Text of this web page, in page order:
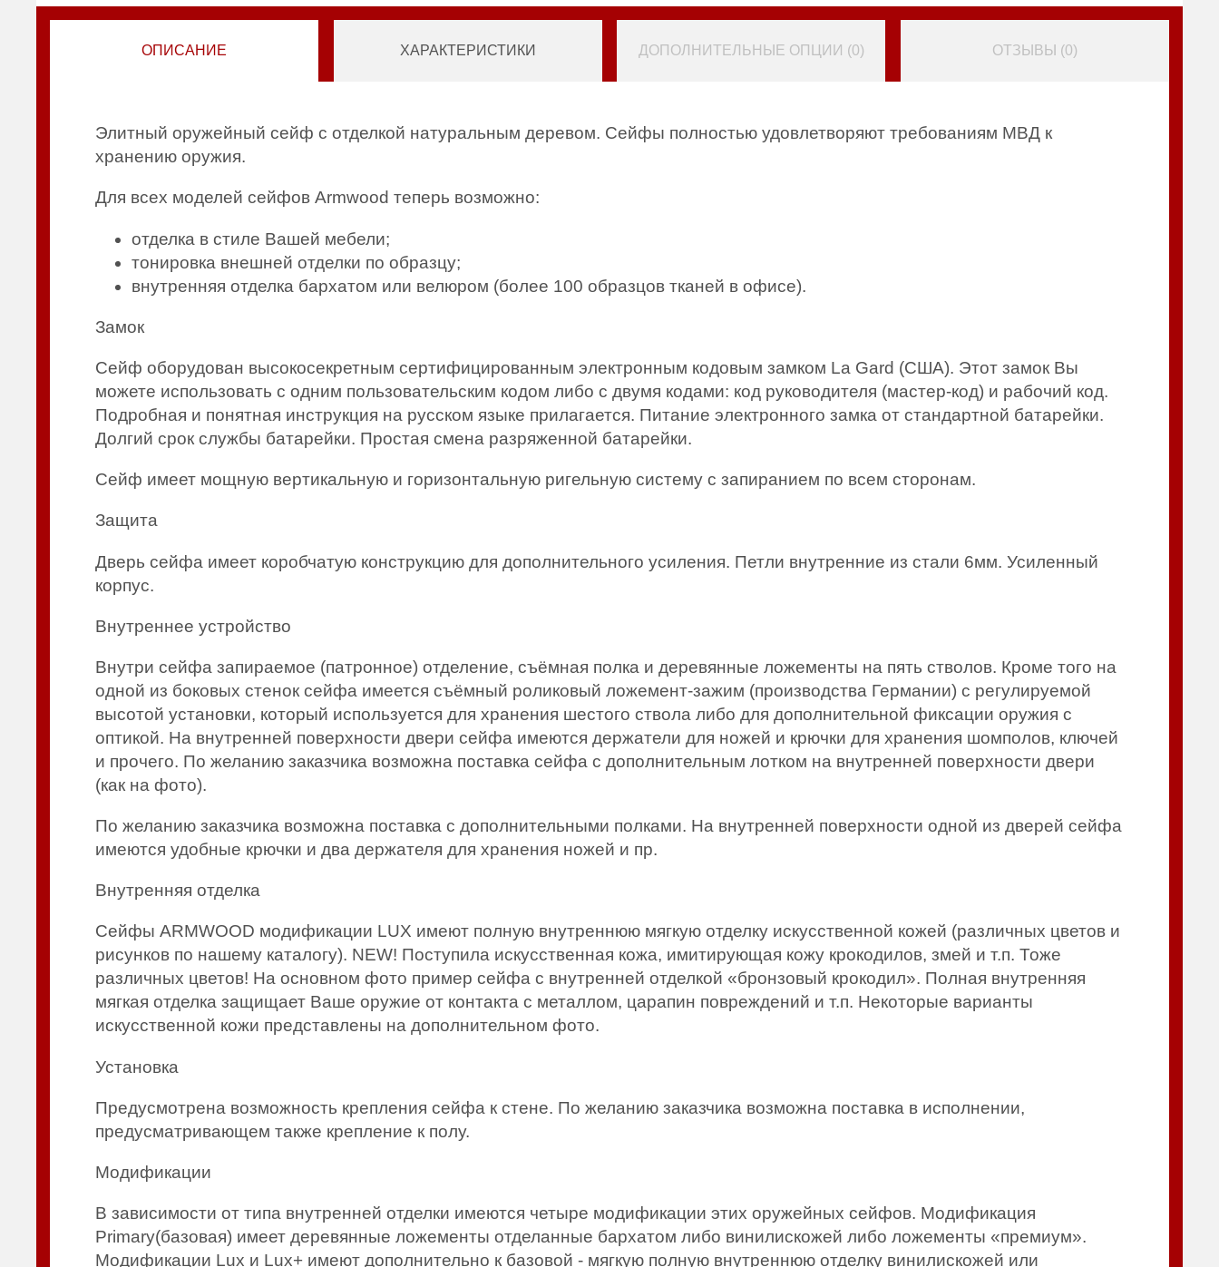
ОПИСАНИЕ ХАРАКТЕРИСТИКИ ДОПОЛНИТЕЛЬНЫЕ ОПЦИИ (0) ОТЗЫВЫ (0)
Элитный оружейный сейф с отделкой натуральным деревом. Сейфы полностью удовлетворяют требованиям МВД к
хранению оружия.
Для всех моделей сейфов Armwood теперь возможно:
отделка в стиле Вашей мебели;
тонировка внешней отделки по образцу;
внутренняя отделка бархатом или велюром (более 100 образцов тканей в офисе).
Замок
Сейф оборудован высокосекретным сертифицированным электронным кодовым замком La Gard (США). Этот замок Вы
можете использовать с одним пользовательским кодом либо с двумя кодами: код руководителя (мастер-код) и рабочий код.
Подробная и понятная инструкция на русском языке прилагается. Питание электронного замка от стандартной батарейки.
Долгий срок службы батарейки. Простая смена разряженной батарейки.
Сейф имеет мощную вертикальную и горизонтальную ригельную систему с запиранием по всем сторонам.
Защита
Дверь сейфа имеет коробчатую конструкцию для дополнительного усиления. Петли внутренние из стали 6мм. Усиленный
корпус.
Внутреннее устройство
Внутри сейфа запираемое (патронное) отделение, съёмная полка и деревянные ложементы на пять стволов. Кроме того на
одной из боковых стенок сейфа имеется съёмный роликовый ложемент-зажим (производства Германии) с регулируемой
высотой установки, который используется для хранения шестого ствола либо для дополнительной фиксации оружия с
оптикой. На внутренней поверхности двери сейфа имеются держатели для ножей и крючки для хранения шомполов, ключей
и прочего. По желанию заказчика возможна поставка сейфа с дополнительным лотком на внутренней поверхности двери
(как на фото).
По желанию заказчика возможна поставка с дополнительными полками. На внутренней поверхности одной из дверей сейфа
имеются удобные крючки и два держателя для хранения ножей и пр.
Внутренняя отделка
Сейфы ARMWOOD модификации LUX имеют полную внутреннюю мягкую отделку искусственной кожей (различных цветов и
рисунков по нашему каталогу). NEW! Поступила искусственная кожа, имитирующая кожу крокодилов, змей и т.п. Тоже
различных цветов! На основном фото пример сейфа с внутренней отделкой «бронзовый крокодил». Полная внутренняя
мягкая отделка защищает Ваше оружие от контакта с металлом, царапин повреждений и т.п. Некоторые варианты
искусственной кожи представлены на дополнительном фото.
Установка
Предусмотрена возможность крепления сейфа к стене. По желанию заказчика возможна поставка в исполнении,
предусматривающем также крепление к полу.
Модификации
В зависимости от типа внутренней отделки имеются четыре модификации этих оружейных сейфов. Модификация
Primary(базовая) имеет деревянные ложементы отделанные бархатом либо винилискожей либо ложементы «премиум».
Модификации Lux и Lux+ имеют дополнительно к базовой - мягкую полную внутреннюю отделку винилискожей или